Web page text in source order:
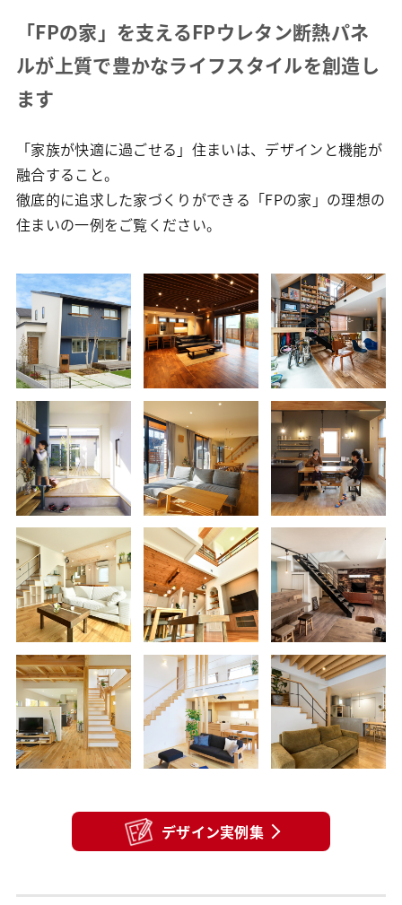
「FPの家」を支えるFPウレタン断熱パネ
ルが 上質で豊かなライフスタイルを創造し
ます
「家族が快適に過ごせる」住まいは、デザインと機能が
融合すること。
徹底的に追求した家づくりができる「FPの家」の理想の
住まいの一例をご覧ください。
デザイン実例集